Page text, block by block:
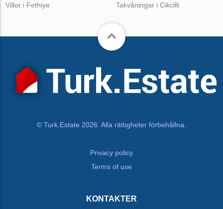
Villor i Fethiye
Takvåningar i Cikcilli
© Turk.Estate 2026. Alla rättigheter förbehållna.
Privacy policy
Terms of use
KONTAKTER